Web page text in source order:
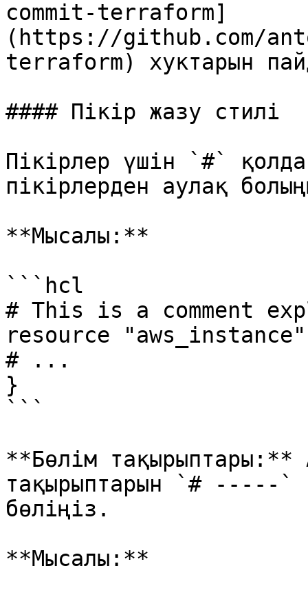
commit-terraform]
(https://github.com/
terraform) хуктарын
#### Пікір жазу стилі
Пікірлер үшін `#`
пікірлерден аулақ
**Мысалы:**
```hcl
# This is a comment
resource
# ...
}
```
**Бөлім тақырыптары:**
тақырыптарын `# -----`
бөліңіз.
**Мысалы:**